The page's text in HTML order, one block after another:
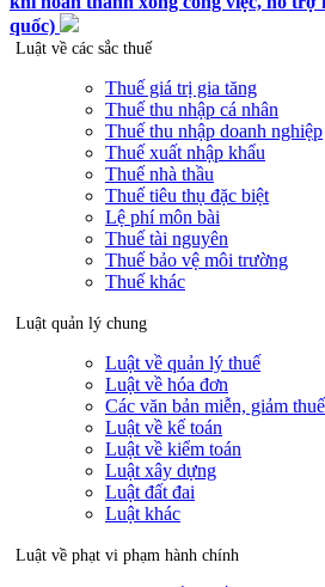
quốc)
Luật về các sắc thuế
Thuế giá trị gia tăng
Thuế thu nhập cá nhân
Thuế thu nhập doanh nghiệp
Thuế xuất nhập khẩu
Thuế nhà thầu
Thuế tiêu thụ đặc biệt
Lệ phí môn bài
Thuế tài nguyên
Thuế bảo vệ môi trường
Thuế khác
Luật quản lý chung
Luật về quản lý thuế
Luật về hóa đơn
Các văn bản miễn, giảm thuế
Luật về kế toán
Luật về kiểm toán
Luật xây dựng
Luật đất đai
Luật khác
Luật về phạt vi phạm hành chính